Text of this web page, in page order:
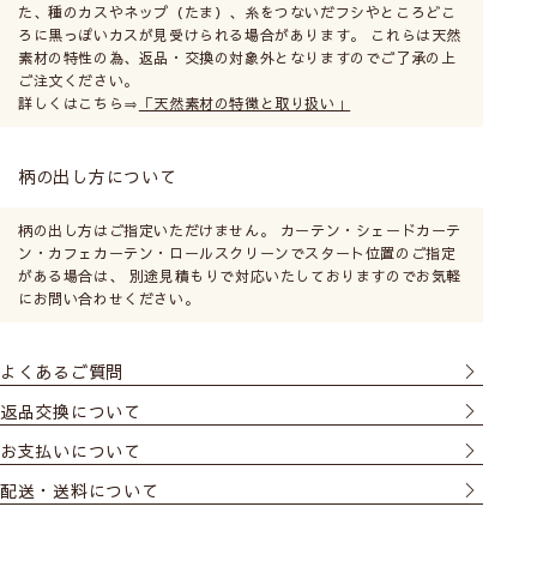
シェードの取付け方法
メカ本体は分解したり、生地からコードを
た、種のカスやネップ（たま）、糸をつないだフシやところどこ
ろに黒っぽいカスが見受けられる場合があります。 これらは天然
素材の特性の為、返品・交換の対象外となりますのでご了承の上
ご注文ください。
詳しくはこちら⇒ 「天然素材の特徴と取り扱い」
柄の出し方について
柄の出し方はご指定いただけません。 カーテン・シェードカーテ
ン・カフェカーテン・ロールスクリーンでスタート位置のご指定
がある場合は、 別途見積もりで対応いたしておりますのでお気軽
にお問い合わせください。
よくあるご質問
返品交換について
お支払いについて
配送・送料について